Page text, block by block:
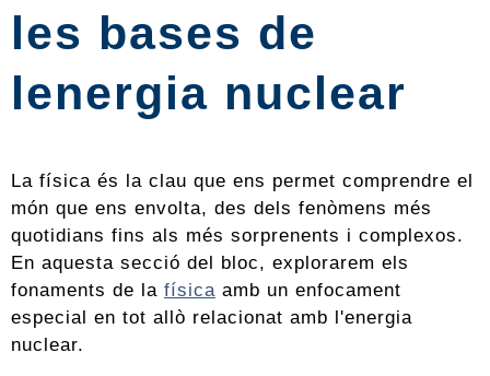
les bases de
lenergia nuclear
La física és la clau que ens permet comprendre el
món que ens envolta, des dels fenòmens més
quotidians fins als més sorprenents i complexos.
En aquesta secció del bloc, explorarem els
fonaments de la física amb un enfocament
especial en tot allò relacionat amb l'energia
nuclear.